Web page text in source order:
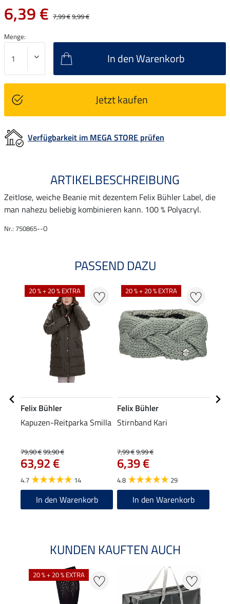
6,39 € 7,99 €9,99 €
Menge:
In den Warenkorb
Jetzt kaufen
Verfügbarkeit im MEGA STORE prüfen
ARTIKELBESCHREIBUNG
Zeitlose, weiche Beanie mit dezentem Felix Bühler Label, die
man nahezu beliebig kombinieren kann. 100 % Polyacryl.
Nr.: 750865--O
PASSEND DAZU
20 % + 20 % EXTRA
Felix Bühler
Kapuzen-Reitparka Smilla
79,90 €99,90 €
63,92 €
4.7 14
In den Warenkorb
20 % + 20 % EXTRA
Felix Bühler
Stirnband Kari
7,99 €9,99 €
6,39 €
4.8 29
In den Warenkorb
KUNDEN KAUFTEN AUCH
20 % + 20 % EXTRA